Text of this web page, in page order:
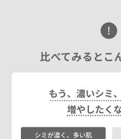
比べてみるとこ